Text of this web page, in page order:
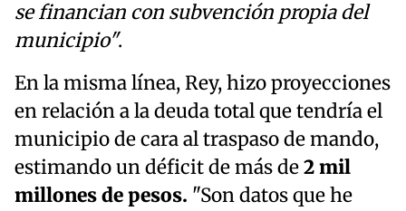
se financian con subvención propia del
municipio".
En la misma línea, Rey, hizo proyecciones
en relación a la deuda total que tendría el
municipio de cara al traspaso de mando,
estimando un déficit de más de2 mil
millones de pesos. "Son datos que he